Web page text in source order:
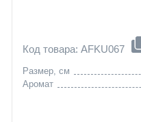
Код товара: AFKU067
Размер, см
Аромат